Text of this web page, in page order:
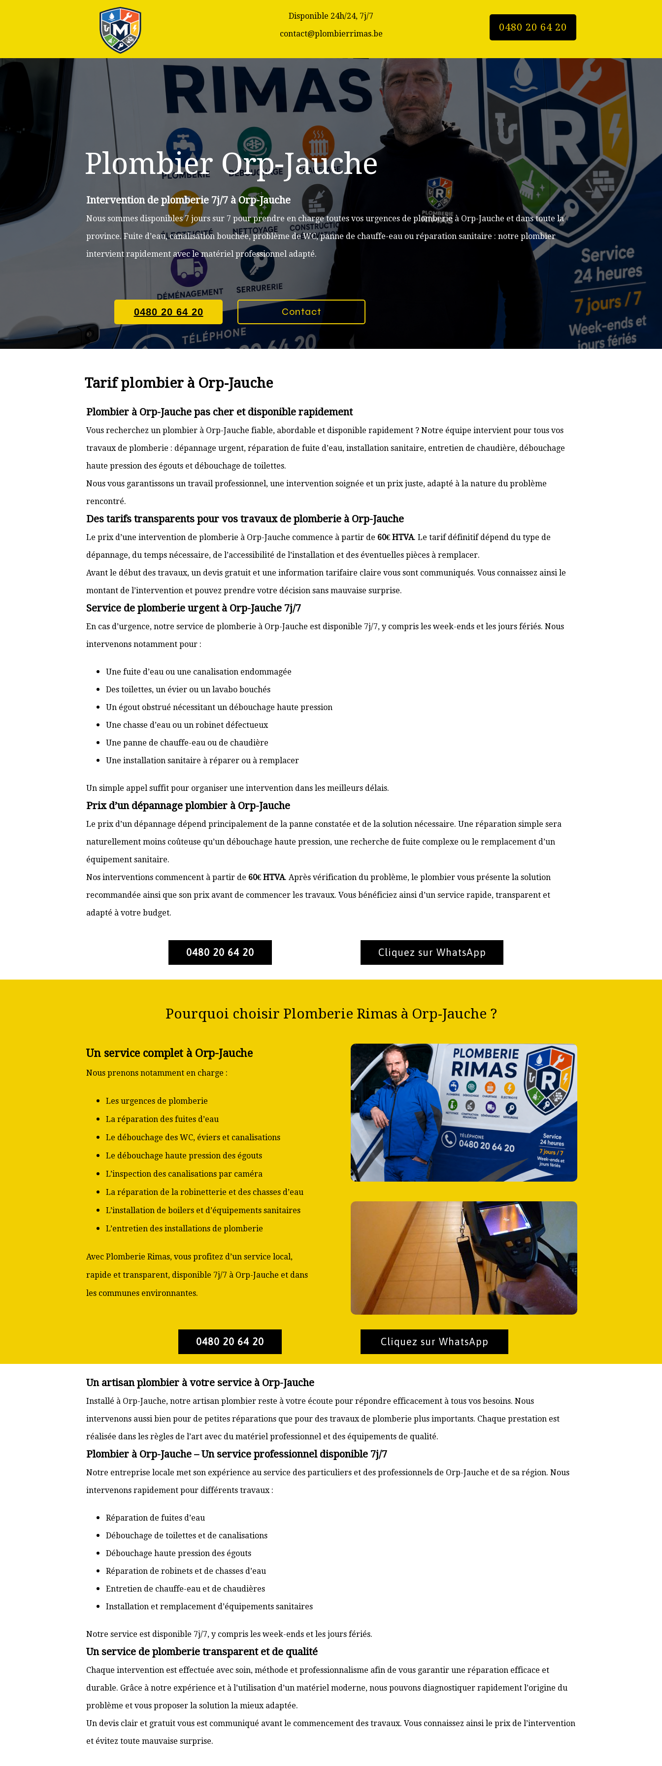
0480 20 64 20
Disponible 24h/24, 7j/7
contact@plombierrimas.be
Plombier Orp-Jauche
Intervention de plomberie 7j/7 à Orp-Jauche
Nous sommes disponibles 7 jours sur 7 pour prendre en charge toutes vos urgences de plomberie à Orp-Jauche et dans toute la
province. Fuite d’eau, canalisation bouchée, problème de WC, panne de chauffe-eau ou réparation sanitaire : notre plombier
intervient rapidement avec le matériel professionnel adapté.
0480 20 64 20 Contact
Tarif plombier à Orp-Jauche
Plombier à Orp-Jauche pas cher et disponible rapidement
Vous recherchez un plombier à Orp-Jauche fiable, abordable et disponible rapidement ? Notre équipe intervient pour tous vos
travaux de plomberie : dépannage urgent, réparation de fuite d’eau, installation sanitaire, entretien de chaudière, débouchage
haute pression des égouts et débouchage de toilettes.
Nous vous garantissons un travail professionnel, une intervention soignée et un prix juste, adapté à la nature du problème
rencontré.
Des tarifs transparents pour vos travaux de plomberie à Orp-Jauche
Le prix d’une intervention de plomberie à Orp-Jauche commence à partir de 60€ HTVA. Le tarif définitif dépend du type de
dépannage, du temps nécessaire, de l’accessibilité de l’installation et des éventuelles pièces à remplacer.
Avant le début des travaux, un devis gratuit et une information tarifaire claire vous sont communiqués. Vous connaissez ainsi le
montant de l’intervention et pouvez prendre votre décision sans mauvaise surprise.
Service de plomberie urgent à Orp-Jauche 7j/7
En cas d’urgence, notre service de plomberie à Orp-Jauche est disponible 7j/7, y compris les week-ends et les jours fériés. Nous
intervenons notamment pour :
Une fuite d’eau ou une canalisation endommagée
Des toilettes, un évier ou un lavabo bouchés
Un égout obstrué nécessitant un débouchage haute pression
Une chasse d’eau ou un robinet défectueux
Une panne de chauffe-eau ou de chaudière
Une installation sanitaire à réparer ou à remplacer
Un simple appel suffit pour organiser une intervention dans les meilleurs délais.
Prix d’un dépannage plombier à Orp-Jauche
Le prix d’un dépannage dépend principalement de la panne constatée et de la solution nécessaire. Une réparation simple sera
naturellement moins coûteuse qu’un débouchage haute pression, une recherche de fuite complexe ou le remplacement d’un
équipement sanitaire.
Nos interventions commencent à partir de 60€ HTVA. Après vérification du problème, le plombier vous présente la solution
recommandée ainsi que son prix avant de commencer les travaux. Vous bénéficiez ainsi d’un service rapide, transparent et
adapté à votre budget.
0480 20 64 20 Cliquez sur WhatsApp
Pourquoi choisir Plomberie Rimas à Orp-Jauche ?
Un service complet à Orp-Jauche
Nous prenons notamment en charge :
Les urgences de plomberie
La réparation des fuites d’eau
Le débouchage des WC, éviers et canalisations
Le débouchage haute pression des égouts
L’inspection des canalisations par caméra
La réparation de la robinetterie et des chasses d’eau
L’installation de boilers et d’équipements sanitaires
L’entretien des installations de plomberie
Avec Plomberie Rimas, vous profitez d’un service local,
rapide et transparent, disponible 7j/7 à Orp-Jauche et dans
les communes environnantes.
0480 20 64 20 Cliquez sur WhatsApp
Un artisan plombier à votre service à Orp-Jauche
Installé à Orp-Jauche, notre artisan plombier reste à votre écoute pour répondre efficacement à tous vos besoins. Nous
intervenons aussi bien pour de petites réparations que pour des travaux de plomberie plus importants. Chaque prestation est
réalisée dans les règles de l’art avec du matériel professionnel et des équipements de qualité.
Plombier à Orp-Jauche – Un service professionnel disponible 7j/7
Notre entreprise locale met son expérience au service des particuliers et des professionnels de Orp-Jauche et de sa région. Nous
intervenons rapidement pour différents travaux :
Réparation de fuites d’eau
Débouchage de toilettes et de canalisations
Débouchage haute pression des égouts
Réparation de robinets et de chasses d’eau
Entretien de chauffe-eau et de chaudières
Installation et remplacement d’équipements sanitaires
Notre service est disponible 7j/7, y compris les week-ends et les jours fériés.
Un service de plomberie transparent et de qualité
Chaque intervention est effectuée avec soin, méthode et professionnalisme afin de vous garantir une réparation efficace et
durable. Grâce à notre expérience et à l’utilisation d’un matériel moderne, nous pouvons diagnostiquer rapidement l’origine du
problème et vous proposer la solution la mieux adaptée.
Un devis clair et gratuit vous est communiqué avant le commencement des travaux. Vous connaissez ainsi le prix de l’intervention
et évitez toute mauvaise surprise.